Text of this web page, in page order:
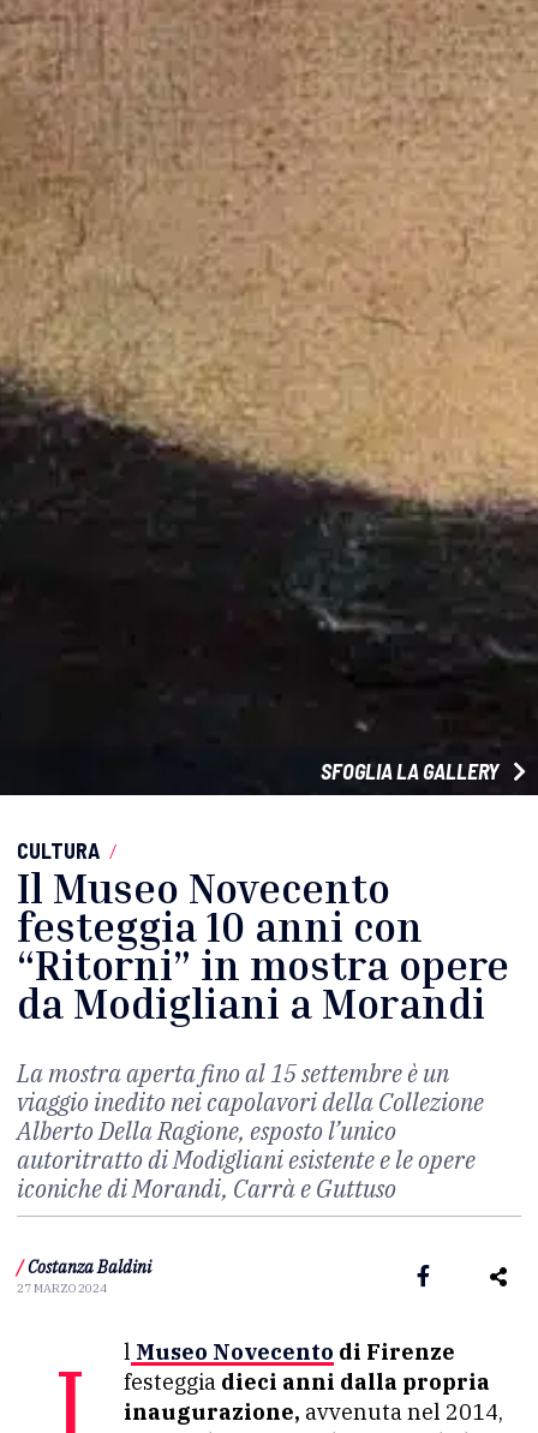
SFOGLIA LA GALLERY
CULTURA /
Il Museo Novecento
festeggia 10 anni con
“Ritorni” in mostra opere
da Modigliani a Morandi
La mostra aperta fino al 15 settembre è un
viaggio inedito nei capolavori della Collezione
Alberto Della Ragione, esposto l’unico
autoritratto di Modigliani esistente e le opere
iconiche di Morandi, Carrà e Guttuso
/ Costanza Baldini
27 MARZO 2024
Il Museo Novecento di Firenze
festeggia dieci anni dalla propria
inaugurazione, avvenuta nel 2014,